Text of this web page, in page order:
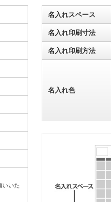
いいた
名入れスペース
名入れ印刷寸法
名入れ印刷方法
名入れ色